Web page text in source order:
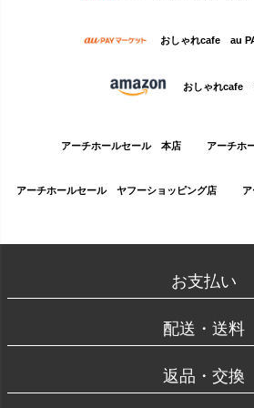
おしゃれcafe au
おしゃれcafe
アーチホールセール 本店 アーチホ
アーチホールセール ヤフーショッピング店
お支払い
配送・送料
返品・交換